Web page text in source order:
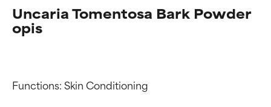
Uncaria Tomentosa Bark Powder
opis
Functions: Skin Conditioning